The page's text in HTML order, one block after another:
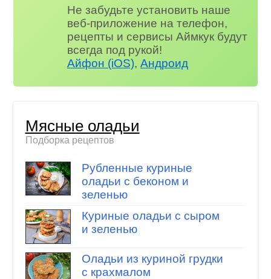
Не забудьте установить наше
веб-приложение на телефон,
рецепты и сервисы Аймкук будут
всегда под рукой!
Айфон (iOS),Андроид
Мясные оладьи
Подборка рецептов
Рубленные куриные
оладьи с беконом и
зеленью
Куриные оладьи с сыром
и зеленью
Оладьи из куриной грудки
с крахмалом